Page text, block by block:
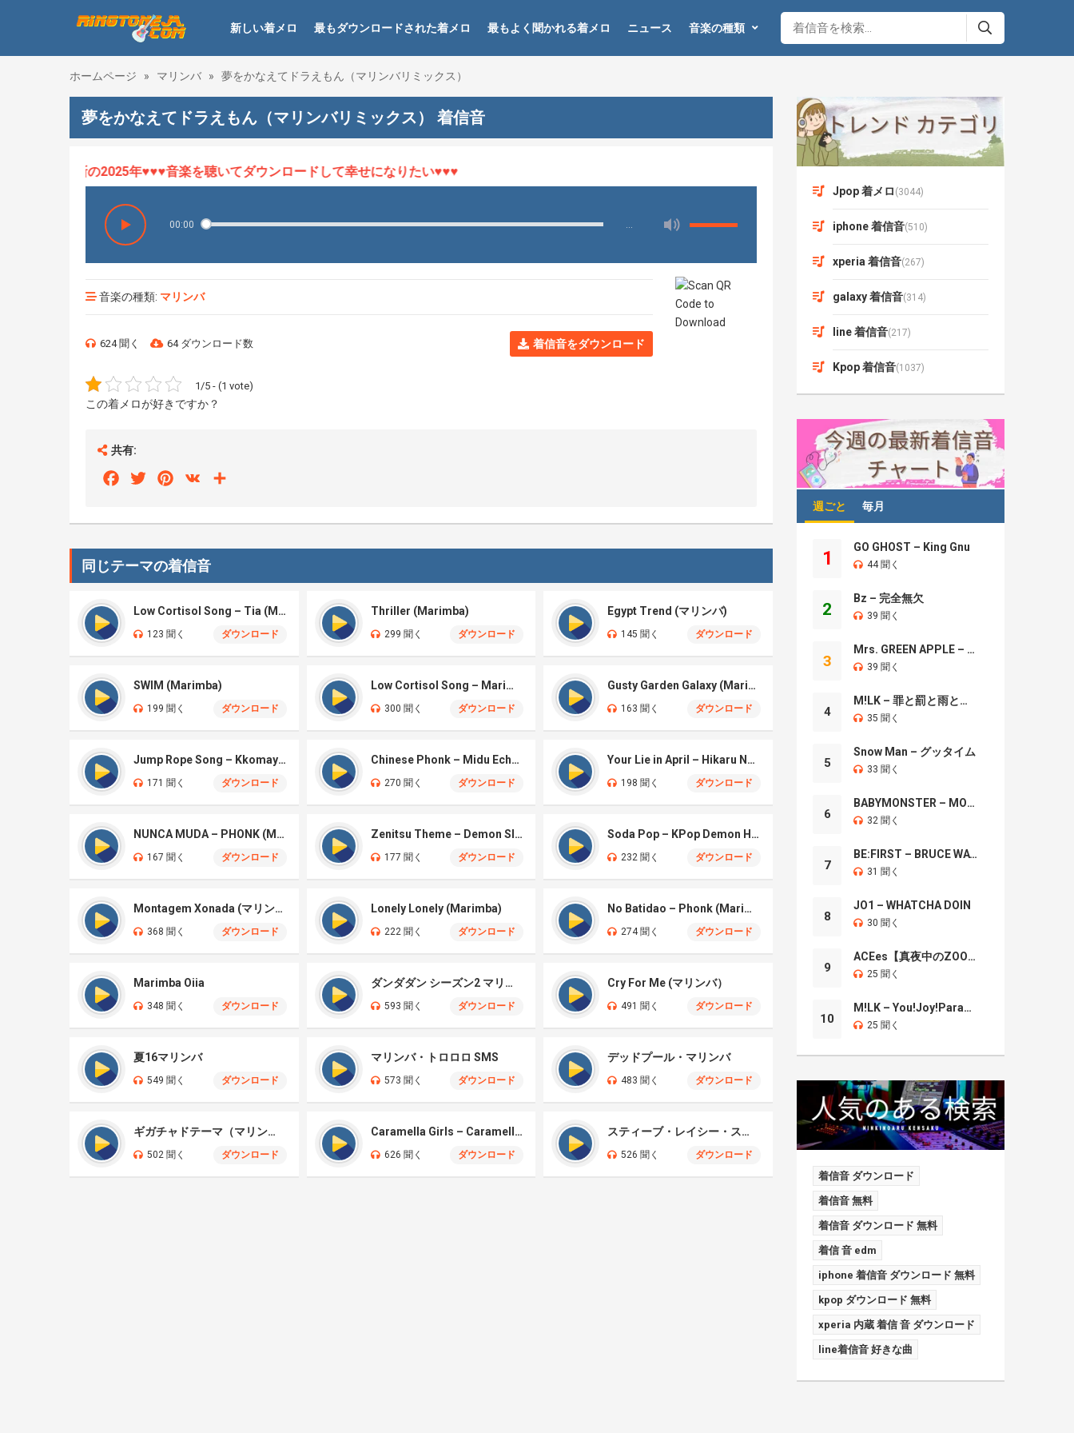
新しい着メロ 最もダウンロードされた着メロ 最もよく聞かれる着メロ ニュース 音楽の種類
ホームページ » マリンバ » 夢をかなえてドラえもん（マリンバリミックス）
夢をかなえてドラえもん（マリンバリミックス） 着信音
、最新の2025年♥♥♥音楽を聴いてダウンロードして幸せになりたい♥♥♥
00:00
音楽の種類: マリンバ
624 聞く 64 ダウンロード数 着信音をダウンロード
1/5 - (1 vote)
この着メロが好きですか？
共有:
FacebookTwitterPinterest
VK
同じテーマの着信音
Low Cortisol Song – Tia (Marimba)
123 聞く ダウンロード
Thriller (Marimba)
299 聞く ダウンロード
Egypt Trend (マリンバ)
145 聞く ダウンロード
SWIM (Marimba)
199 聞く ダウンロード
Low Cortisol Song – Marimba
300 聞く ダウンロード
Gusty Garden Galaxy (Marimba)
163 聞く ダウンロード
Jump Rope Song – Kkomaya Kkomaya (Squid Game Season 3)
171 聞く ダウンロード
Chinese Phonk – Midu Echoing (Marimba Cover)
270 聞く ダウンロード
Your Lie in April – Hikaru Nara (Marimba)
198 聞く ダウンロード
NUNCA MUDA – PHONK (Marimba)
167 聞く ダウンロード
Zenitsu Theme – Demon Slayer ( マリンバ)
177 聞く ダウンロード
Soda Pop – KPop Demon Hunters (Marimba)
232 聞く ダウンロード
Montagem Xonada (マリンバ)
368 聞く ダウンロード
Lonely Lonely (Marimba)
222 聞く ダウンロード
No Batidao – Phonk (Marimba)
274 聞く ダウンロード
Marimba Oiia
348 聞く ダウンロード
ダンダダン シーズン2 マリンバ
593 聞く ダウンロード
Cry For Me (マリンバ）
491 聞く ダウンロード
夏16マリンバ
549 聞く ダウンロード
マリンバ・トロロロ SMS
573 聞く ダウンロード
デッドプール・マリンバ
483 聞く ダウンロード
ギガチャドテーマ（マリンバ）
502 聞く ダウンロード
Caramella Girls – Caramelldansen (Marimba)
626 聞く ダウンロード
スティーブ・レイシー・スタティック（マリンバ）
526 聞く ダウンロード
Jpop 着メロ (3044)
iphone 着信音(510)
xperia 着信音(267)
galaxy 着信音(314)
line 着信音(217)
Kpop 着信音(1037)
週ごと 毎月
1
GO GHOST – King Gnu
44 聞く
2
Bz – 完全無欠
39 聞く
3
Mrs. GREEN APPLE – Brand New
39 聞く
4
M!LK – 罪と罰と雨とキス
35 聞く
5
Snow Man – グッタイム
33 聞く
6
BABYMONSTER – MOON
32 聞く
7
BE:FIRST – BRUCE WAYNE
31 聞く
8
JO1 – WHATCHA DOIN
30 聞く
9
ACEes【真夜中のZOO】
25 聞く
10
M!LK – You!Joy!Parade!
25 聞く
着信音 ダウンロード
着信音 無料
着信音 ダウンロード 無料
着信 音 edm
iphone 着信音 ダウンロード 無料
kpop ダウンロード 無料
xperia 内蔵 着信 音 ダウンロード
line着信音 好きな曲